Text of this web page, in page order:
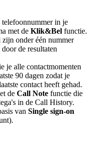
in je
met de Klik&Bel functie.
zijn onder één nummer
de resultaten
je alle contactmomenten
90 dagen zodat je
contact heeft gehad.
de Call Note functie die
in de Call History.
van Single sign-on